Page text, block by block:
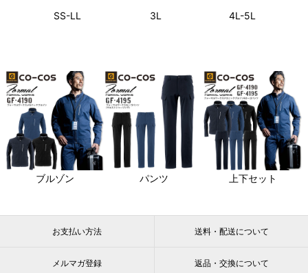
SS-LL 3L 4L-5L
ブルゾン パンツ 上下セット
お支払い方法 送料・配送について
メルマガ登録 返品・交換について